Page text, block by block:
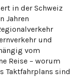
in der Schweiz
Jahren
und
vom
Reise – worum
Taktfahrplans sind